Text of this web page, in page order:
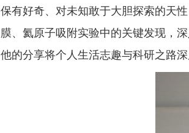
保有好奇、对未知敢于大胆探索的天
膜、氦原子吸附实验中的关键发现，
他的分享将个人生活志趣与科研之路